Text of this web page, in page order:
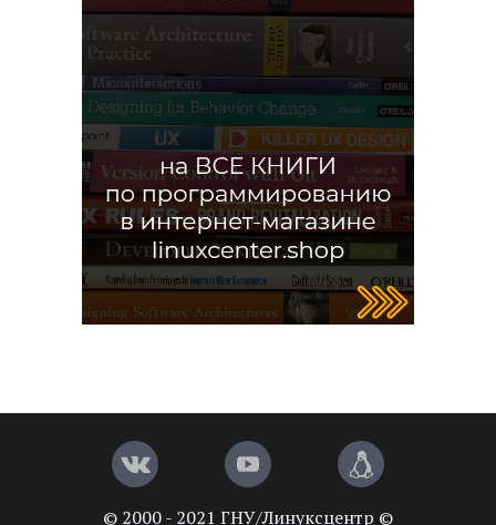
© 2000 - 2021 ГНУ/Линуксцентр ©